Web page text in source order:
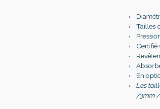
Tailles
Certifié
En
Les
73mm